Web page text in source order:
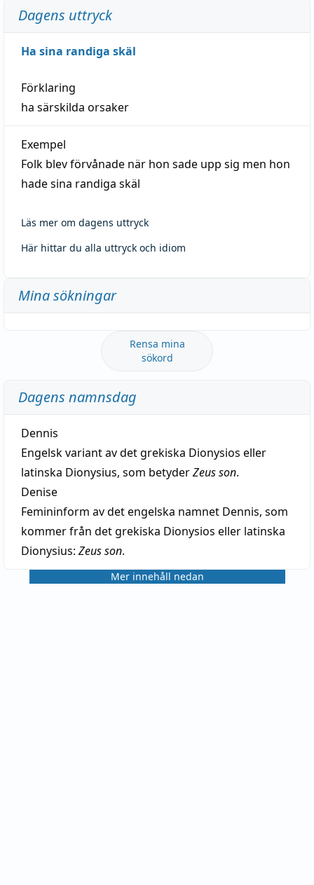
Dagens uttryck
Ha sina randiga skäl
Förklaring
ha särskilda orsaker
Exempel
Folk blev förvånade när hon sade upp sig men hon
hade sina randiga skäl
Läs mer om dagens uttryck
Här hittar du alla uttryck och idiom
Mina sökningar
Rensa mina
sökord
Dagens namnsdag
Dennis
Engelsk variant av det grekiska Dionysios eller
latinska Dionysius, som betyderZeus son.
Denise
Femininform av det engelska namnet Dennis, som
kommer från det grekiska Dionysios eller latinska
Dionysius: Zeus son.
Mer innehåll nedan